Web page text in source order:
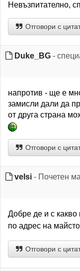
Невъзпитателно,
Отговори с
Duke_BG -
напротив - ще е
замисли дали да
от друга страна
Отговори с
velsi - Почетен
Добре де и с какво
по адрес на
Отговори с